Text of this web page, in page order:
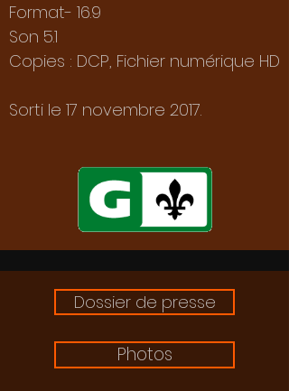
Format- 16.9
Son 5.1
Copies : DCP, Fichier numérique HD
Sorti le 17 novembre 2017.
Dossier de presse
Photos